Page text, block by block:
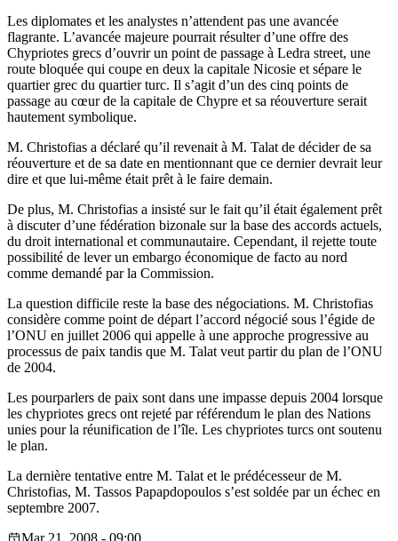
Les diplomates et les analystes n’attendent pas une avancée
flagrante. L’avancée majeure pourrait résulter d’une offre des
Chypriotes grecs d’ouvrir un point de passage à Ledra street, une
route bloquée qui coupe en deux la capitale Nicosie et sépare le
quartier grec du quartier turc. Il s’agit d’un des cinq points de
passage au cœur de la capitale de Chypre et sa réouverture serait
hautement symbolique.
M. Christofias a déclaré qu’il revenait à M. Talat de décider de sa
réouverture et de sa date en mentionnant que ce dernier devrait leur
dire et que lui-même était prêt à le faire demain.
De plus, M. Christofias a insisté sur le fait qu’il était également prêt
à discuter d’une fédération bizonale sur la base des accords actuels,
du droit international et communautaire. Cependant, il rejette toute
possibilité de lever un embargo économique de facto au nord
comme demandé par la Commission.
La question difficile reste la base des négociations. M. Christofias
considère comme point de départ l’accord négocié sous l’égide de
l’ONU en juillet 2006 qui appelle à une approche progressive au
processus de paix tandis que M. Talat veut partir du plan de l’ONU
de 2004.
Les pourparlers de paix sont dans une impasse depuis 2004 lorsque
les chypriotes grecs ont rejeté par référendum le plan des Nations
unies pour la réunification de l’île. Les chypriotes turcs ont soutenu
le plan.
La dernière tentative entre M. Talat et le prédécesseur de M.
Christofias, M. Tassos Papapdopoulos s’est soldée par un échec en
septembre 2007.